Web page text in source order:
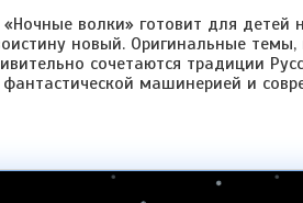
волки» готовит для детей
новый. Оригинальные
сочетаются традиции
машинерией и